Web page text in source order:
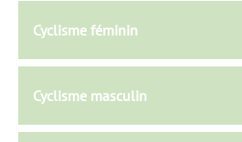
Cyclisme féminin
Cyclisme masculin